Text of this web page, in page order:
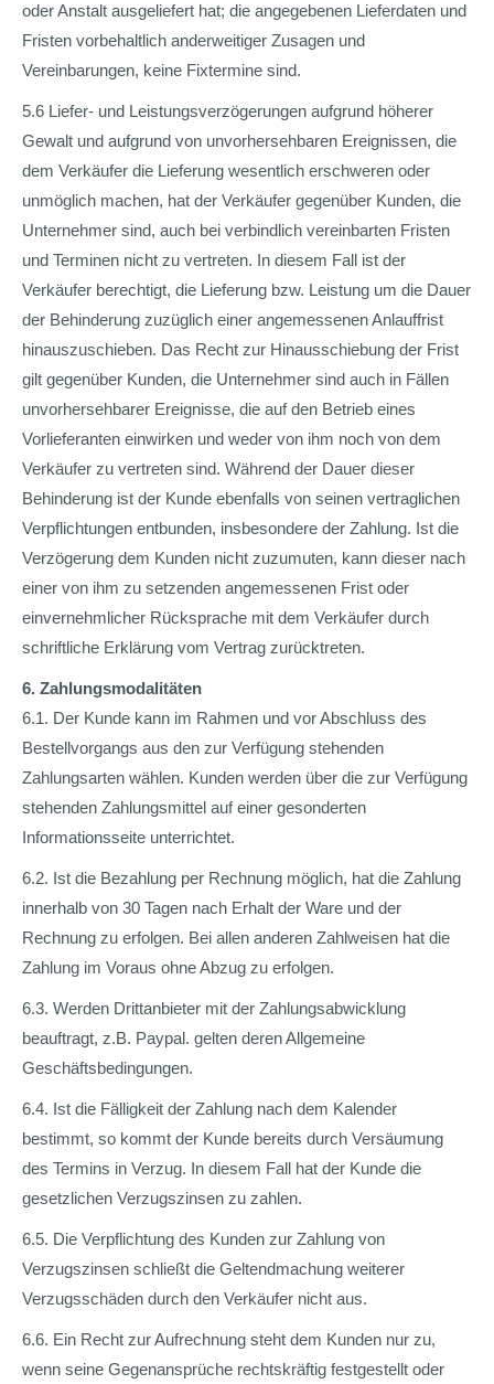
oder Anstalt ausgeliefert hat; die angegebenen Lieferdaten und
Fristen vorbehaltlich anderweitiger Zusagen und
Vereinbarungen, keine Fixtermine sind.
5.6 Liefer- und Leistungsverzögerungen aufgrund höherer
Gewalt und aufgrund von unvorhersehbaren Ereignissen, die
dem Verkäufer die Lieferung wesentlich erschweren oder
unmöglich machen, hat der Verkäufer gegenüber Kunden, die
Unternehmer sind, auch bei verbindlich vereinbarten Fristen
und Terminen nicht zu vertreten. In diesem Fall ist der
Verkäufer berechtigt, die Lieferung bzw. Leistung um die Dauer
der Behinderung zuzüglich einer angemessenen Anlauffrist
hinauszuschieben. Das Recht zur Hinausschiebung der Frist
gilt gegenüber Kunden, die Unternehmer sind auch in Fällen
unvorhersehbarer Ereignisse, die auf den Betrieb eines
Vorlieferanten einwirken und weder von ihm noch von dem
Verkäufer zu vertreten sind. Während der Dauer dieser
Behinderung ist der Kunde ebenfalls von seinen vertraglichen
Verpflichtungen entbunden, insbesondere der Zahlung. Ist die
Verzögerung dem Kunden nicht zuzumuten, kann dieser nach
einer von ihm zu setzenden angemessenen Frist oder
einvernehmlicher Rücksprache mit dem Verkäufer durch
schriftliche Erklärung vom Vertrag zurücktreten.
6. Zahlungsmodalitäten
6.1. Der Kunde kann im Rahmen und vor Abschluss des
Bestellvorgangs aus den zur Verfügung stehenden
Zahlungsarten wählen. Kunden werden über die zur Verfügung
stehenden Zahlungsmittel auf einer gesonderten
Informationsseite unterrichtet.
6.2. Ist die Bezahlung per Rechnung möglich, hat die Zahlung
innerhalb von 30 Tagen nach Erhalt der Ware und der
Rechnung zu erfolgen. Bei allen anderen Zahlweisen hat die
Zahlung im Voraus ohne Abzug zu erfolgen.
6.3. Werden Drittanbieter mit der Zahlungsabwicklung
beauftragt, z.B. Paypal. gelten deren Allgemeine
Geschäftsbedingungen.
6.4. Ist die Fälligkeit der Zahlung nach dem Kalender
bestimmt, so kommt der Kunde bereits durch Versäumung
des Termins in Verzug. In diesem Fall hat der Kunde die
gesetzlichen Verzugszinsen zu zahlen.
6.5. Die Verpflichtung des Kunden zur Zahlung von
Verzugszinsen schließt die Geltendmachung weiterer
Verzugsschäden durch den Verkäufer nicht aus.
6.6. Ein Recht zur Aufrechnung steht dem Kunden nur zu,
wenn seine Gegenansprüche rechtskräftig festgestellt oder